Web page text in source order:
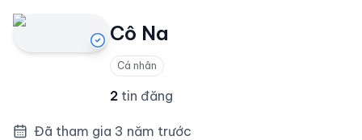
Cô Na
Cá nhân
2 tin đăng
Đã tham gia 3 năm trước